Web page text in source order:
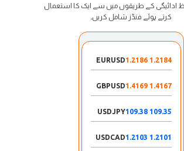
ادائیگی کے طریقوں میں سے ایک کا استعمال
کرتے ہوئے فنڈز شامل کریں۔
EURUSD 1.2184 1.2186
GBPUSD 1.4167 1.4169
USDJPY 109.35 109.38
USDCAD 1.2101 1.2103